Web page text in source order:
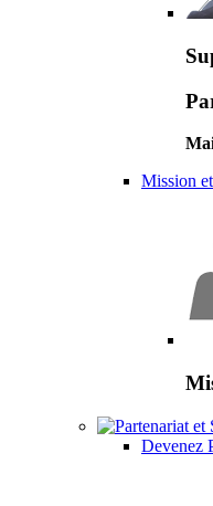
Mission
Devenez